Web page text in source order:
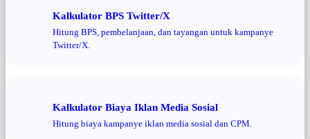
Kalkulator BPS Twitter/X
Hitung BPS, pembelanjaan, dan tayangan untuk kampanye
Twitter/X.
Kalkulator Biaya Iklan Media Sosial
Hitung biaya kampanye iklan media sosial dan CPM.